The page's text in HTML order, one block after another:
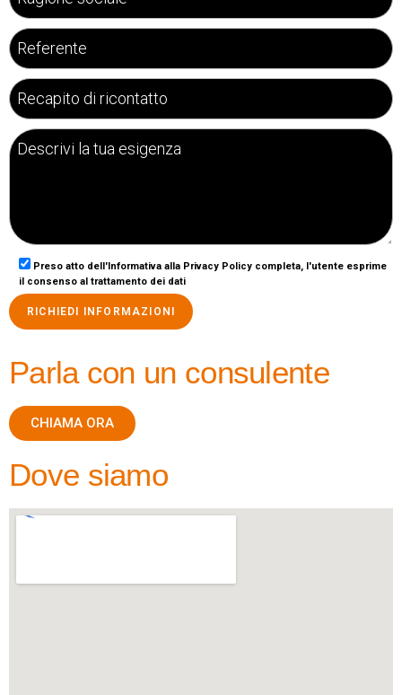
Preso atto dell'Informativa alla Privacy Policy completa, l'utente esprime
il consenso al trattamento dei dati
Parla con un consulente
CHIAMA ORA
Dove siamo